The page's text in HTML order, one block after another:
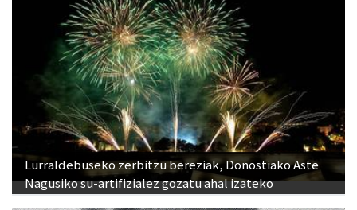
Lurraldebuseko zerbitzu bereziak, Donostiako Aste
Nagusiko su-artifizialez gozatu ahal izateko